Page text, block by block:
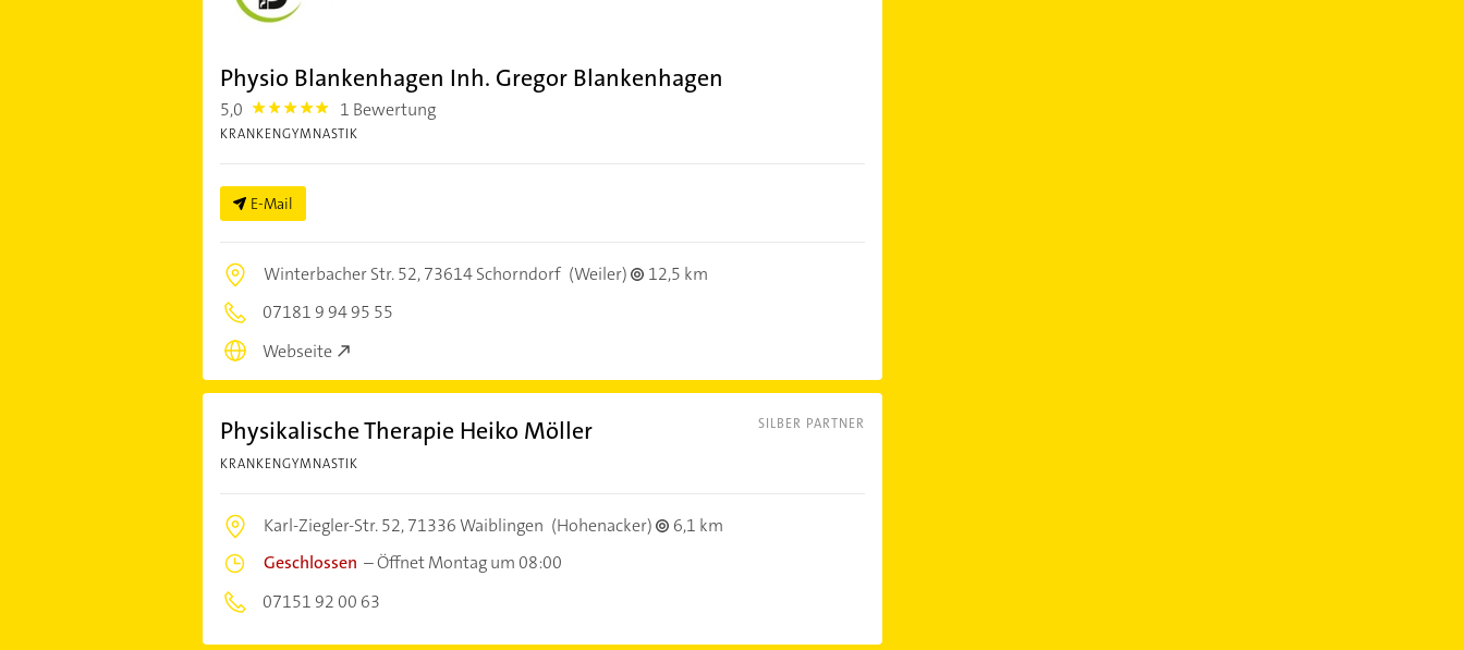
Physio Blankenhagen Inh. Gregor Blankenhagen
5,0 5.0 1 Bewertung
KRANKENGYMNASTIK
E-Mail
Winterbacher Str. 52,73614 Schorndorf (Weiler)
12,5 km
07181 9 94 95 55
Webseite
SILBER PARTNER
Physikalische Therapie Heiko Möller
KRANKENGYMNASTIK
Karl-Ziegler-Str. 52,71336 Waiblingen (Hohenacker)
6,1 km
Geschlossen –Öffnet Montag um 08:00
07151 92 00 63